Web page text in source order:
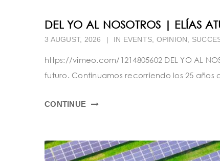
DEL YO AL NOSOTROS | ELÍAS
3 AUGUST, 2026 | IN EVENTS OPINION
https://vimeo.com/1214805602 DEL YO AL
futuro. Continuamos recorriendo los 25 años
CONTINUE